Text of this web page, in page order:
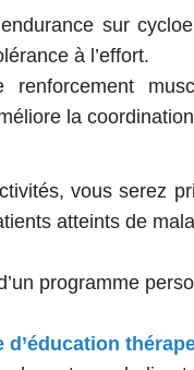
sur
à l’effort.
renforcement
la
vous serez
atteints de
programme
d’éducation